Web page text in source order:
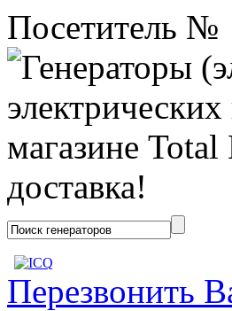
Посетитель №
Перезвонить